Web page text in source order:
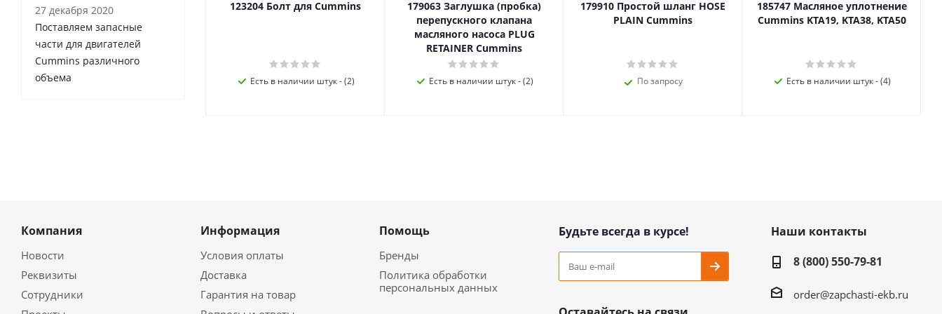
123204 Болт для Cummins
Есть в наличии штук - (2)
179063 Заглушка (пробка)
перепускного клапана
масляного насоса PLUG
RETAINER Cummins
Есть в наличии штук - (2)
179910 Простой шланг HOSE
PLAIN Cummins
По запросу
185747 Масляное уплотнение
Cummins KTA19, KTA38, KTA50
Есть в наличии штук - (4)
27 декабря 2020
Поставляем запасные
части для двигателей
Cummins различного
объема
Компания
Новости
Реквизиты
Сотрудники
Информация
Условия оплаты
Доставка
Гарантия на товар
Помощь
Бренды
Политика обработки
персональных данных
Будьте всегда в курсе!
Наши контакты
8 (800) 550-79-81
order@zapchasti-ekb.ru